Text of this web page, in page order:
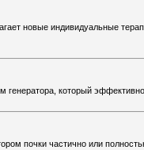
новые индивидуальные
генератора, который
почки частично или